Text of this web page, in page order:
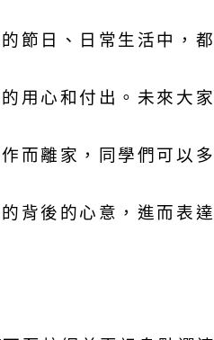
節日、日常生活中，
用心和付出。未來大
而離家，同學們可以
背後的心意，進而表